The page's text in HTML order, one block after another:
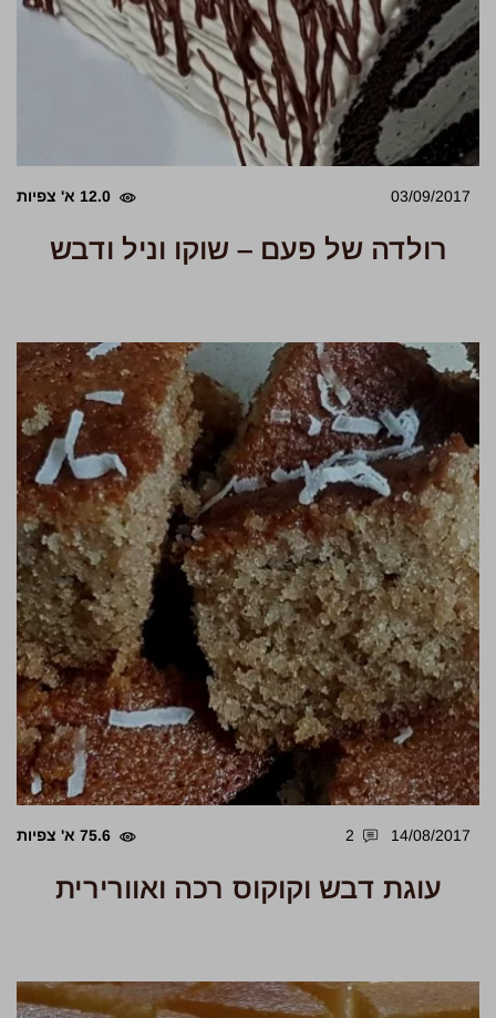
03/09/2017 12.0 א' צפיות
רולדה של פעם – שוקו וניל ודבש
14/08/2017
2 75.6 א' צפיות
עוגת דבש וקוקוס רכה ואוורירית